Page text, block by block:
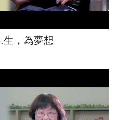
生，為夢想